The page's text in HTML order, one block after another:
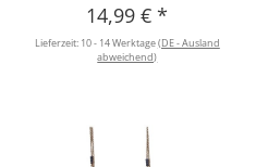
14,99 €*
Lieferzeit: 10 - 14 Werktage(DE - Ausland
abweichend)